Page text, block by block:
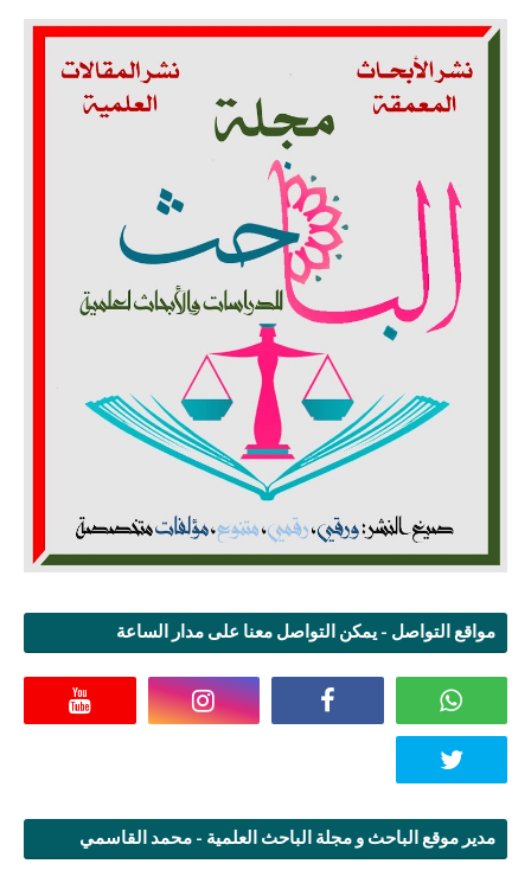
مواقع التواصل - يمكن التواصل معنا على مدار الساعة
مدير موقع الباحث و مجلة الباحث العلمية - محمد القاسمي